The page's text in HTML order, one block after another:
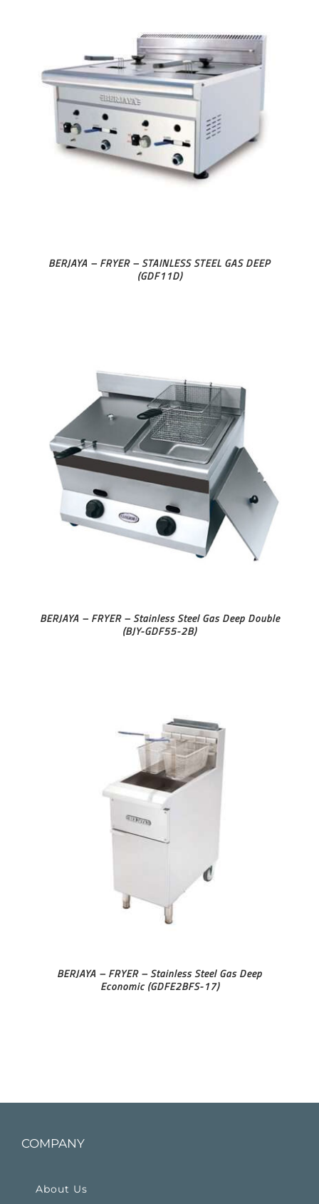
BERJAYA – FRYER – STAINLESS STEEL GAS DEEP
(GDF11D)
BERJAYA – FRYER – Stainless Steel Gas Deep Double
(BJY-GDF55-2B)
BERJAYA – FRYER – Stainless Steel Gas Deep
Economic (GDFE2BFS-17)
COMPANY
About Us